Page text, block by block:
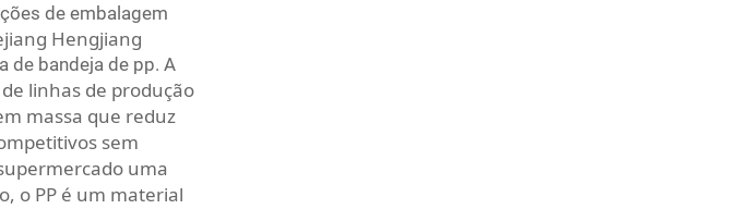
de embalagem
Hengjiang
de bandeja de pp. A
linhas de produção
massa que reduz
sem
uma
o PP é um material